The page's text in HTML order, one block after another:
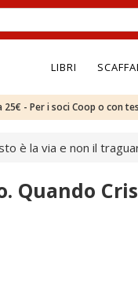
LIBRI
- Per i soci Coop o con
è la via e non il
Quando